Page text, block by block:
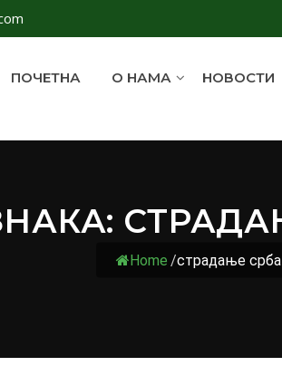
ПОЧЕТНА О НАМА НОВОСТИ
Home /страдање срба